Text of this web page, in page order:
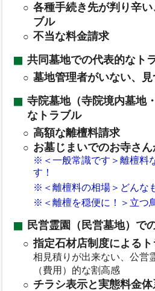
各種手続き先が判り辛
ブル
不当な料金請求
共同墓地での代表的なト
墓地管理者がいない、
寺院墓地（寺院境内墓地
なトラブル
高額な離檀料請求
お墓じまいでのお寺さ
※＜一般常識です＞離檀料
す！
※＜離檀料の相場＞どんな
※＜離檀を穏便に！＞立つ
民営霊園（民営墓地）で
指定石材店制度による
相見積りが出来ない、公営
（費用）的な割高感
チラシ表示と実態料金